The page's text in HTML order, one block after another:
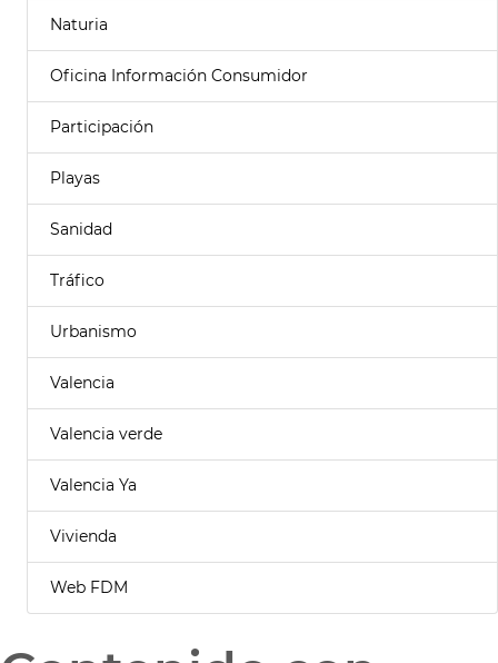
Naturia
Oficina Información Consumidor
Participación
Playas
Sanidad
Tráfico
Urbanismo
Valencia
Valencia verde
Valencia Ya
Vivienda
Web FDM